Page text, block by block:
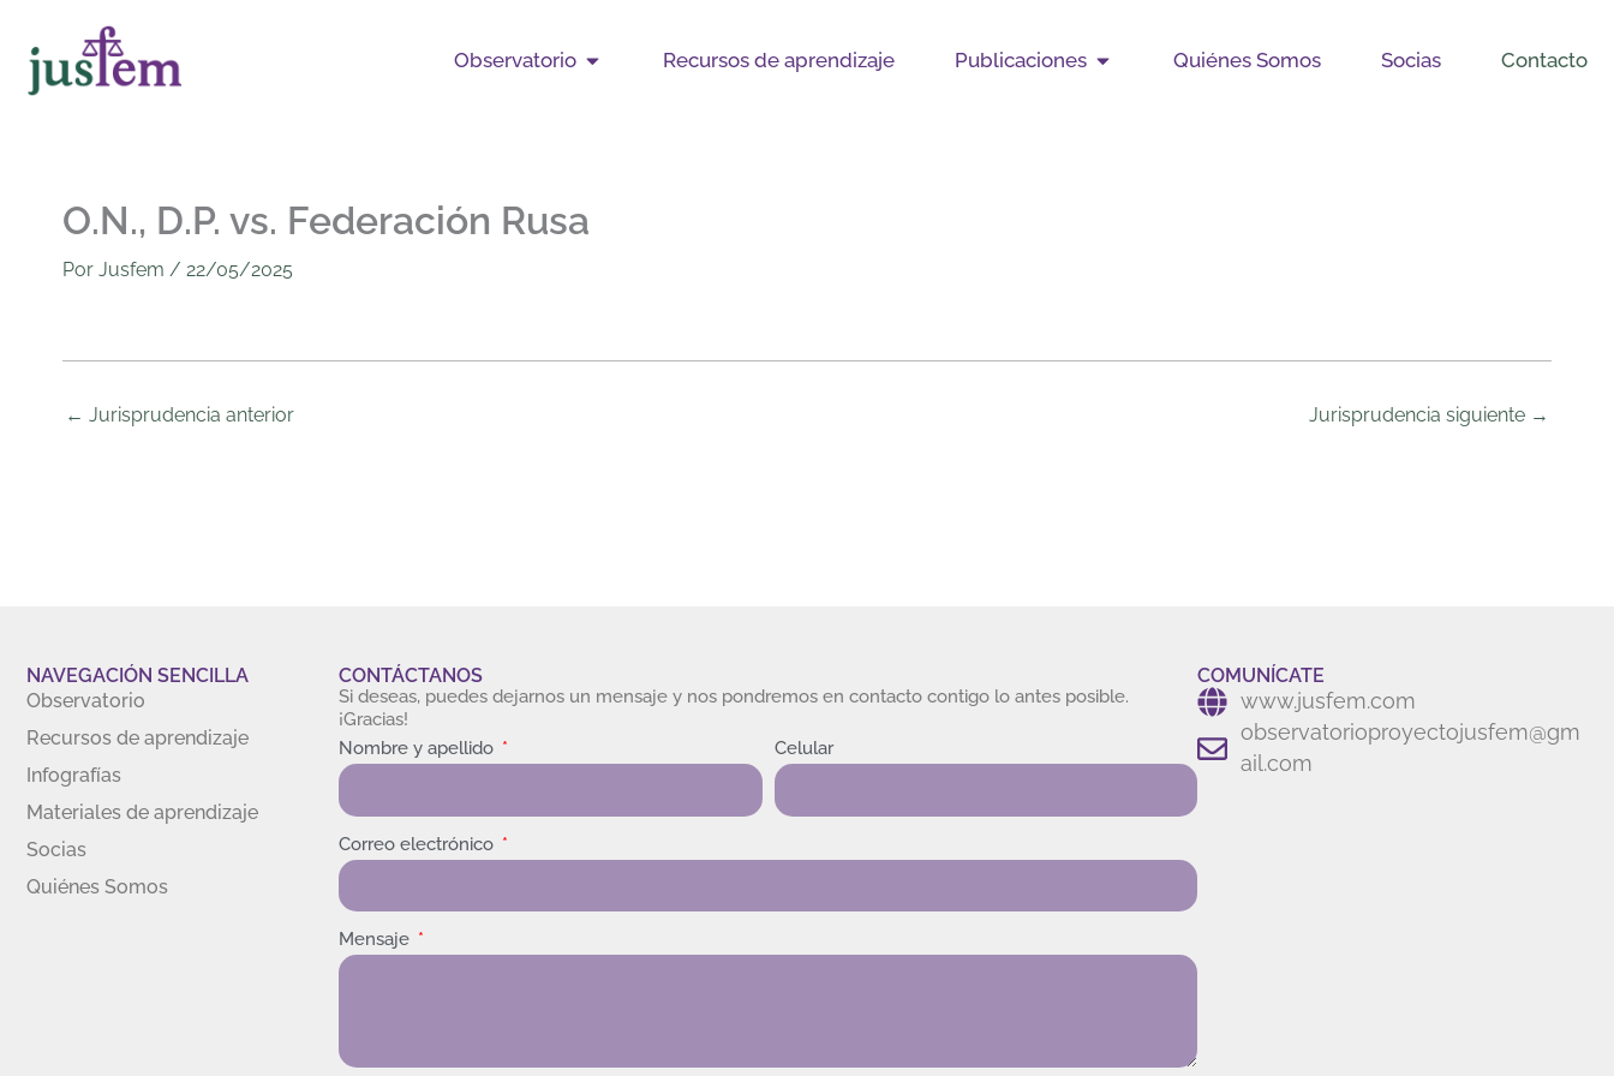
contenido
Observatorio Open Observatorio
Recursos de aprendizaje Publicaciones Open Publicaciones
Quiénes Somos Socias Contacto
O.N., D.P. vs. Federación Rusa
Por Jusfem / 22/05/2025
← Jurisprudencia anterior Jurisprudencia siguiente →
NAVEGACIÓN SENCILLA
Observatorio
Recursos de aprendizaje
Infografías
Materiales de aprendizaje
Socias
Quiénes Somos
CONTÁCTANOS
Si deseas, puedes dejarnos un mensaje y nos pondremos en contacto contigo lo antes posible.
¡Gracias!
Nombre y apellido
Celular
Correo electrónico
Mensaje
COMUNÍCATE
www.jusfem.com
observatorioproyectojusfem@gm
ail.com